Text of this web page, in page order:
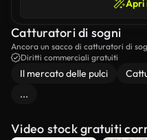
Apri
Catturatori di sogni
Ancora un sacco di catturatori di
vento.Diritti commerciali gratuiti
Il mercato delle pulci
...
Video stock gratuiti